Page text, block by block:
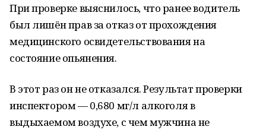
При проверке выяснилось, что ранее водитель
был лишён прав за отказ от прохождения
медицинского освидетельствования на
состояние опьянения.
В этот раз он не отказался. Результат проверки
инспектором — 0,680 мг/л алкоголя в
выдыхаемом воздухе, с чем мужчина не